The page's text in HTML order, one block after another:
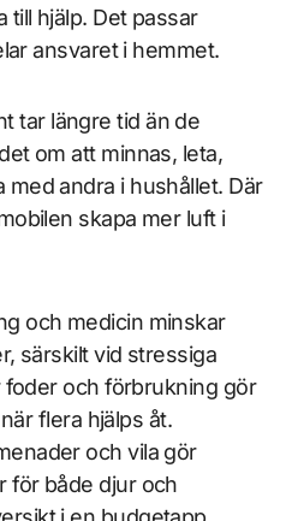
till hjälp. Det passar
ansvaret i hemmet.
tar längre tid än de
om att minnas, leta,
med andra i hushållet. Där
skapa mer luft i
och medicin minskar
särskilt vid stressiga
foder och förbrukning gör
flera hjälps åt.
och vila gör
för både djur och